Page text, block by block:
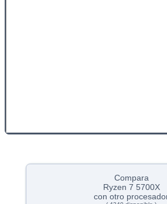
Compara
Ryzen 7 5700X
con otro